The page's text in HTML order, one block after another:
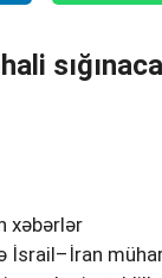
xəbərlər
İsrail–İran